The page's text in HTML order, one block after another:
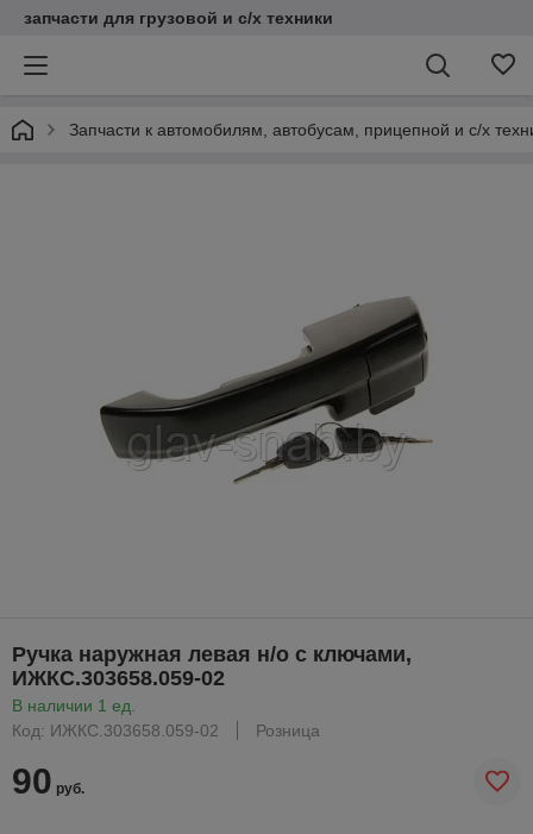
запчасти для грузовой и с/х техники
Запчасти к автомобилям, автобусам, прицепной и с/х
Ручка наружная левая н/о с ключами,
ИЖКС.303658.059-02
В наличии 1 ед.
Код: ИЖКС.303658.059-02
Розница
90 руб.